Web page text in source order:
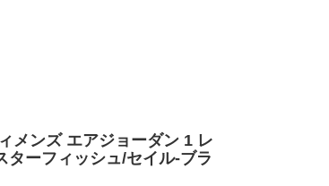
メンズ エアジョーダン 1 レ
ターフィッシュ/セイル-ブラ